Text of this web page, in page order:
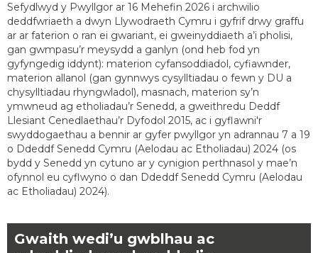
Sefydlwyd y Pwyllgor ar 16 Mehefin 2026 i archwilio
deddfwriaeth a dwyn Llywodraeth Cymru i gyfrif drwy graffu
ar ar faterion o ran ei gwariant, ei gweinyddiaeth a’i pholisi,
gan gwmpasu’r meysydd a ganlyn (ond heb fod yn
gyfyngedig iddynt): materion cyfansoddiadol, cyfiawnder,
materion allanol (gan gynnwys cysylltiadau o fewn y DU a
chysylltiadau rhyngwladol), masnach, materion sy’n
ymwneud ag etholiadau’r Senedd, a gweithredu Deddf
Llesiant Cenedlaethau’r Dyfodol 2015, ac i gyflawni'r
swyddogaethau a bennir ar gyfer pwyllgor yn adrannau 7 a 19
o Ddeddf Senedd Cymru (Aelodau ac Etholiadau) 2024 (os
bydd y Senedd yn cytuno ar y cynigion perthnasol y mae’n
ofynnol eu cyflwyno o dan Ddeddf Senedd Cymru (Aelodau
ac Etholiadau) 2024).
Gwaith wedi’u gwblhau ac